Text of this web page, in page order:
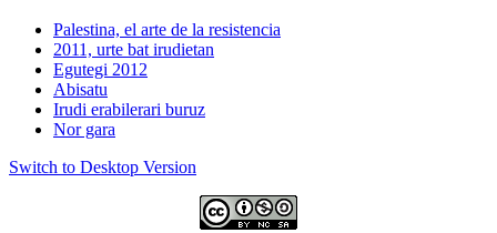
Palestina, el arte de la resistencia
2011, urte bat irudietan
Egutegi 2012
Abisatu
Irudi erabilerari buruz
Nor gara
Switch to Desktop Version